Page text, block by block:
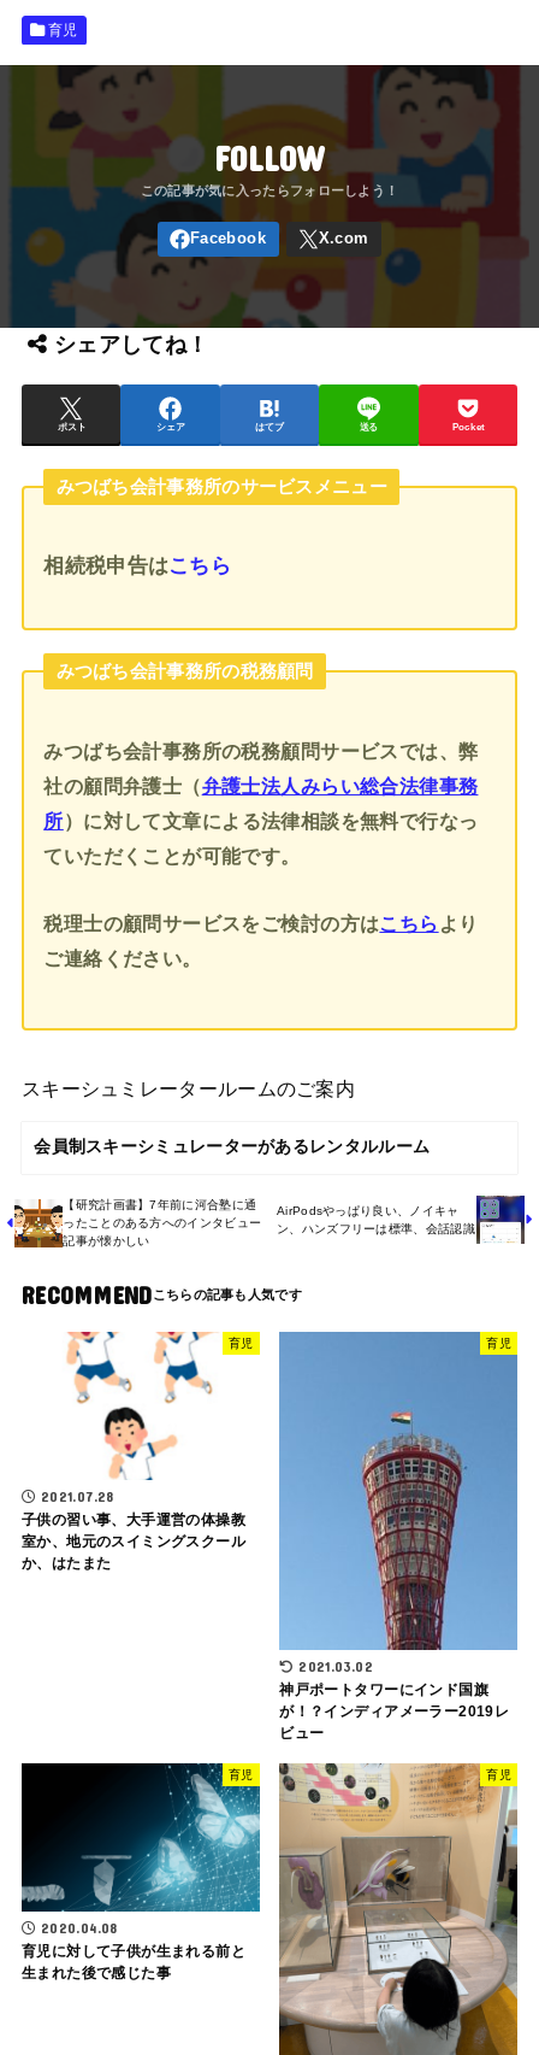
育児
FOLLOW
シェアしてね！
ポスト シェア はてブ 送る Pocket
みつばち会計事務所のサービスメニュー
相続税申告はこちら
みつばち会計事務所の税務顧問
みつばち会計事務所の税務顧問サービスでは、弊
社の顧問弁護士（弁護士法人みらい総合法律事務
所）に対して文章による法律相談を無料で行なっ
ていただくことが可能です。
税理士の顧問サービスをご検討の方はこちら より
ご連絡ください。
スキーシュミレータールームのご案内
会員制スキーシミュレーターがあるレンタルルーム
【研究計画書】7年前に河合塾に通
ったことのある方へのインタビュー
記事が懐かしい
AirPodsやっぱり良い、ノイキャ
ン、ハンズフリーは標準、会話認識
RECOMMEND
育児
2021.07.28
子供の習い事、大手運営の体操教
室か、地元のスイミングスクール
か、はたまた
育児
2021.03.02
神戸ポートタワーにインド国旗
が！？インディアメーラー2019レ
ビュー
育児
2020.04.08
育児に対して子供が生まれる前と
生まれた後で感じた事
育児